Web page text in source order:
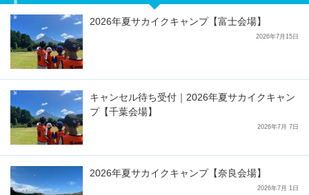
2026年夏サカイクキャンプ【富士会場】
2026年7月15日
キャンセル待ち受付｜2026年夏サカイクキャン
プ【千葉会場】
2026年7月 7日
2026年夏サカイクキャンプ【奈良会場】
2026年7月 1日